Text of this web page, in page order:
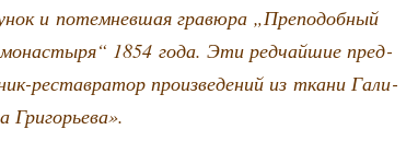
и потем­нев­шая гра­вю­ра „Пре­по­доб­ный
1854 года. Эти ред­чай­шие пред­
рестав­ра­тор про­из­ве­де­ний из тка­ни Гали­
Григорьева».